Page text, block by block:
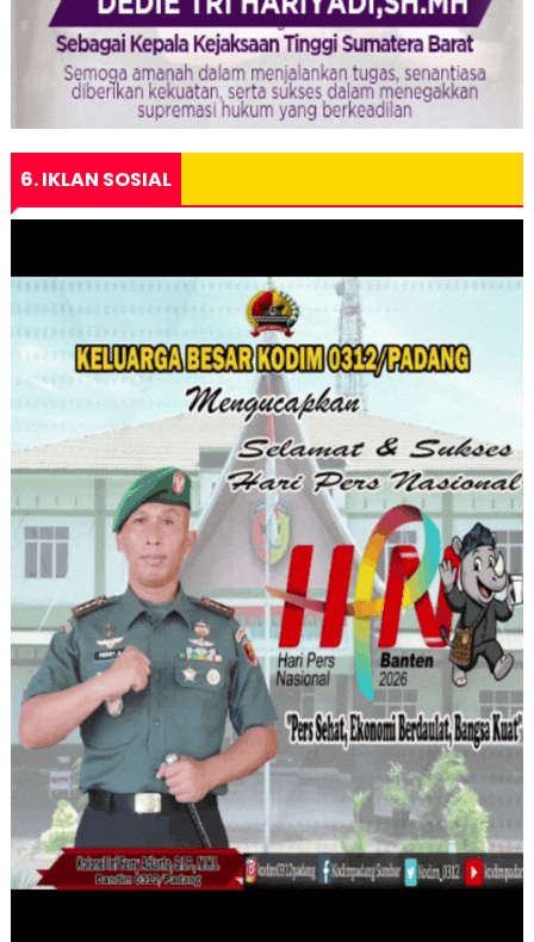
6. IKLAN SOSIAL